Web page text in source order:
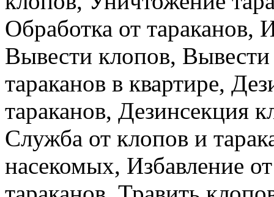
Обработка от тараканов,
Вывести клопов,
тараканов в квартире,
тараканов, Дезинсекция
Служба от клопов и
насекомых, Избавление